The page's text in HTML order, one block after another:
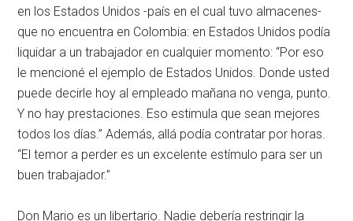
en los Estados Unidos -país en el cual tuvo almacenes-
que no encuentra en Colombia: en Estados Unidos podía
liquidar a un trabajador en cualquier momento: “Por eso
le mencioné el ejemplo de Estados Unidos. Donde usted
puede decirle hoy al empleado mañana no venga, punto.
Y no hay prestaciones. Eso estimula que sean mejores
todos los días.” Además, allá podía contratar por horas.
“El temor a perder es un excelente estímulo para ser un
buen trabajador.”
Don Mario es un libertario. Nadie debería restringir la